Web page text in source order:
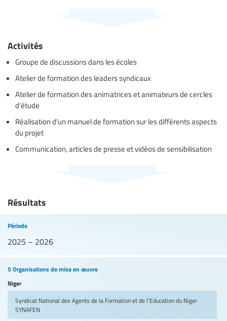
Activités
Groupe de discussions dans les écoles
Atelier de formation des leaders syndicaux
Atelier de formation des animatrices et animateurs de cercles
d'étude
Réalisation d'un manuel de formation sur les différents aspects
du projet
Communication, articles de presse et vidéos de sensibilisation
Résultats
Période
2025 – 2026
5 Organisations de mise en œuvre
Niger
Syndicat National des Agents de la Formation et de l'Education du Niger
SYNAFEN